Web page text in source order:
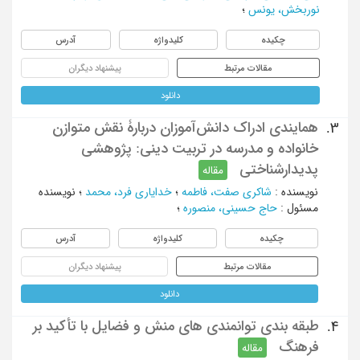
نوربخش، یونس ؛
چکیده کلیدواژه آدرس
مقالات مرتبط پیشنهاد دیگران
دانلود
3.
همایندی ادراک دانش‌آموزان دربارۀ نقش متوازن
خانواده و مدرسه در تربیت دینی: پژوهشی
پدیدارشناختی
مقاله
نویسنده : شاکری صفت، فاطمه ؛ خدایاری فرد، محمد ؛ نویسنده
مسئول : حاج حسینی، منصوره ؛
چکیده کلیدواژه آدرس
مقالات مرتبط پیشنهاد دیگران
دانلود
4.
طبقه بندی توانمندی های منش و فضایل با تأکید بر
فرهنگ
مقاله